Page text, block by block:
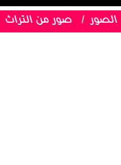
الصور صور من التراث